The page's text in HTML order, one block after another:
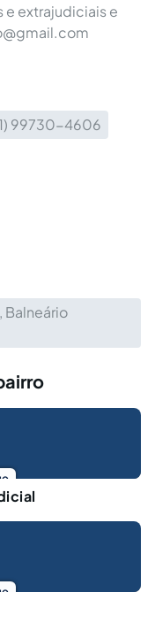
extrajudiciais e
99730-4606
Balneário